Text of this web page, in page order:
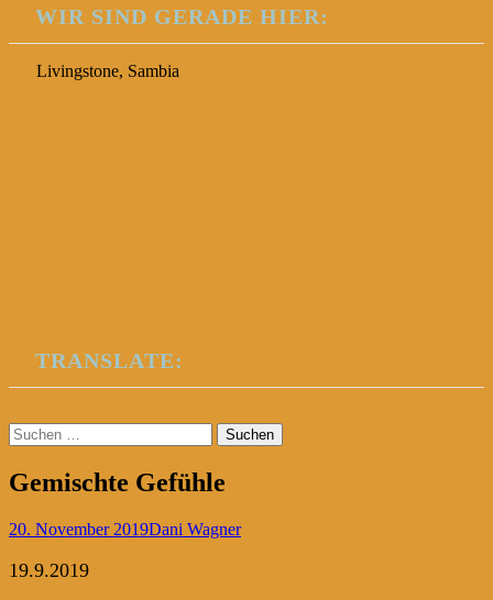
WIR SIND GERADE HIER:
Livingstone, Sambia
TRANSLATE:
Suchen
nach:
Gemischte Gefühle
20. November 2019Dani Wagner
19.9.2019